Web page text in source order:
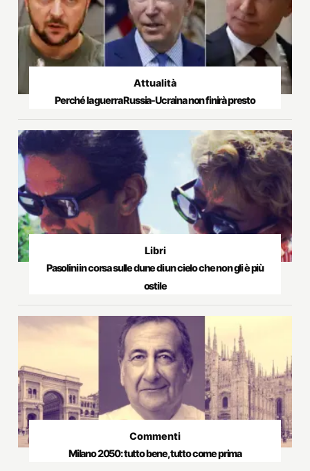
Attualità
Perché la guerra Russia-Ucraina non finirà presto
Libri
Pasolini in corsa sulle dune di un cielo che non gli è più
ostile
Commenti
Milano 2050: tutto bene, tutto come prima